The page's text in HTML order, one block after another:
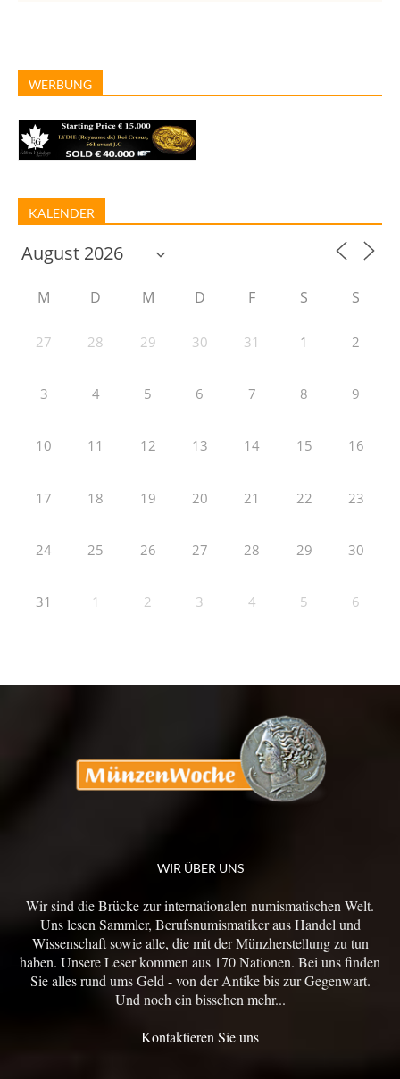
WERBUNG
KALENDER
M D M D F S S
27 28 29 30 31 1 2
3 4 5 6 7 8 9
10 11 12 13 14 15 16
17 18 19 20 21 22 23
24 25 26 27 28 29 30
31 1 2 3 4 5 6
WIR ÜBER UNS
Wir sind die Brücke zur internationalen numismatischen Welt.
Uns lesen Sammler, Berufsnumismatiker aus Handel und
Wissenschaft sowie alle, die mit der Münzherstellung zu tun
haben. Unsere Leser kommen aus 170 Nationen. Bei uns finden
Sie alles rund ums Geld - von der Antike bis zur Gegenwart.
Und noch ein bisschen mehr...
Kontaktieren Sie uns